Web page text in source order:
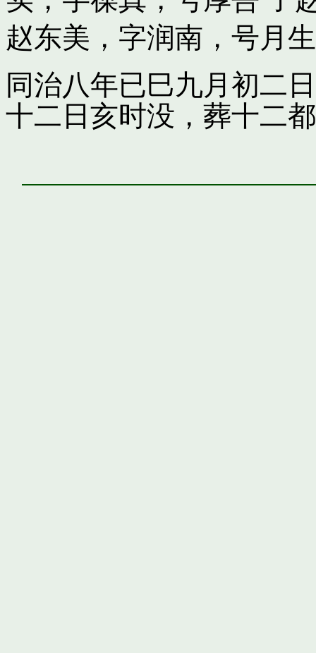
赵东美，字润南，号月生
同治八年已巳九月初二
十二日亥时没，葬十二